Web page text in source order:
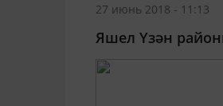
27 июнь 2018 - 11:13
Яшел Үзән